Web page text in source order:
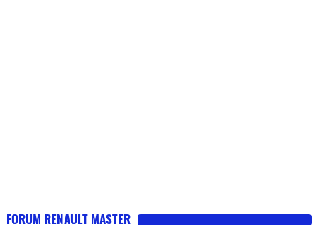
FORUM RENAULT MASTER